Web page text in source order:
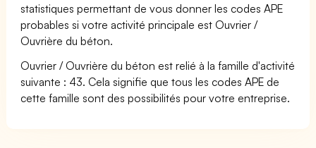
statistiques permettant de vous donner les codes APE
probables si votre activité principale est Ouvrier /
Ouvrière du béton.
Ouvrier / Ouvrière du béton est relié à la famille d'activité
suivante : 43. Cela signifie que tous les codes APE de
cette famille sont des possibilités pour votre entreprise.